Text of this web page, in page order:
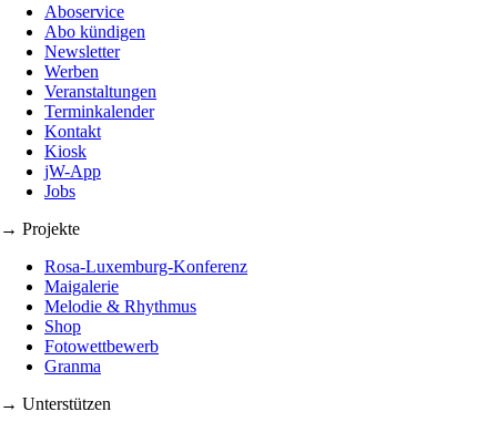
Aboservice
Abo kündigen
Newsletter
Werben
Veranstaltungen
Terminkalender
Kontakt
Kiosk
jW-App
Jobs
→ Projekte
Rosa-Luxemburg-Konferenz
Maigalerie
Melodie & Rhythmus
Shop
Fotowettbewerb
Granma
→ Unterstützen